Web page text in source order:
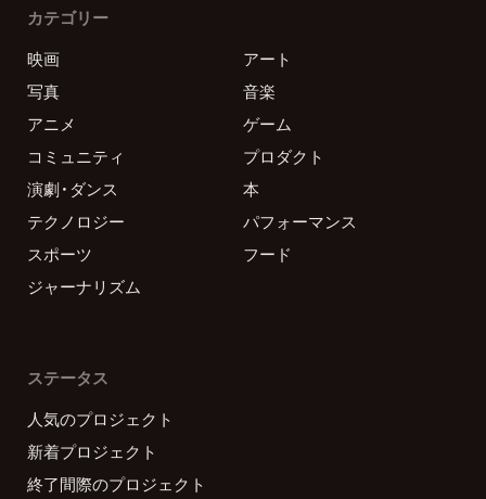
カテゴリー
映画
アート
写真
音楽
アニメ
ゲーム
コミュニティ
プロダクト
演劇・ダンス
本
テクノロジー
パフォーマンス
スポーツ
フード
ジャーナリズム
ステータス
人気のプロジェクト
新着プロジェクト
終了間際のプロジェクト